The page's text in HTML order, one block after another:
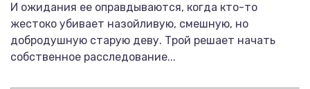
И ожидания ее оправдываются, когда кто-то
жестоко убивает назойливую, смешную, но
добродушную старую деву. Трой решает начать
собственное расследование...